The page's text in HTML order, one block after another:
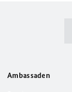
Ambassaden